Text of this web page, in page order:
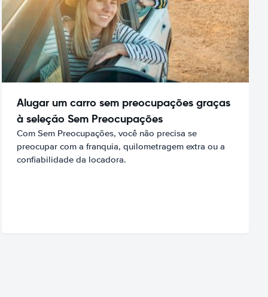
Alugar um carro sem preocupações graças
à seleção Sem Preocupações
Com Sem Preocupações, você não precisa se
preocupar com a franquia, quilometragem extra ou a
confiabilidade da locadora.